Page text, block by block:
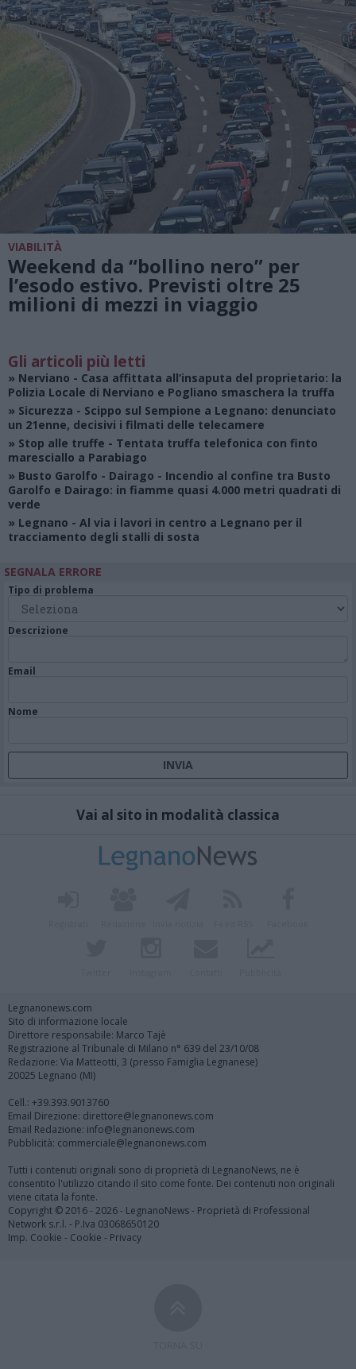
VIABILITÀ
Weekend da “bollino nero” per
l’esodo estivo. Previsti oltre 25
milioni di mezzi in viaggio
Gli articoli più letti
» Nerviano - Casa affittata all’insaputa del proprietario: la
Polizia Locale di Nerviano e Pogliano smaschera la truffa
» Sicurezza - Scippo sul Sempione a Legnano: denunciato
un 21enne, decisivi i filmati delle telecamere
» Stop alle truffe - Tentata truffa telefonica con finto
maresciallo a Parabiago
» Busto Garolfo - Dairago - Incendio al confine tra Busto
Garolfo e Dairago: in fiamme quasi 4.000 metri quadrati di
verde
» Legnano - Al via i lavori in centro a Legnano per il
tracciamento degli stalli di sosta
SEGNALA ERRORE
Tipo di problema
Descrizione
Email
Nome
Vai al sito in modalità classica
Legnanonews.com
Sito di informazione locale
Direttore responsabile: Marco Tajè
Registrazione al Tribunale di Milano n° 639 del 23/10/08
Redazione: Via Matteotti, 3 (presso Famiglia Legnanese)
20025 Legnano (MI)
Cell.: +39.393.9013760
Email Direzione: direttore@legnanonews.com
Email Redazione: info@legnanonews.com
Pubblicità: commerciale@legnanonews.com
Tutti i contenuti originali sono di proprietà di LegnanoNews, ne è
consentito l'utilizzo citando il sito come fonte. Dei contenuti non originali
viene citata la fonte.
Copyright © 2016 - 2026 - LegnanoNews - Proprietà di Professional
Network s.r.l. - P.Iva 03068650120
Imp. Cookie - Cookie - Privacy